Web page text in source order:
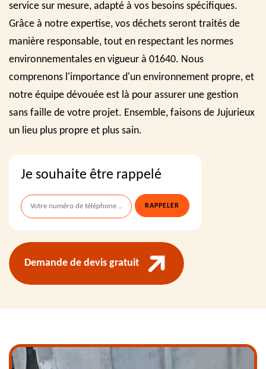
service sur mesure, adapté à vos besoins spécifiques.
Grâce à notre expertise, vos déchets seront traités de
manière responsable, tout en respectant les normes
environnementales en vigueur à 01640. Nous
comprenons l'importance d'un environnement propre, et
notre équipe dévouée est là pour assurer une gestion
sans faille de votre projet. Ensemble, faisons de Jujurieux
un lieu plus propre et plus sain.
Je souhaite être rappelé
Demande de devis gratuit